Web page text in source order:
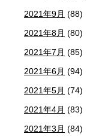
2021年9月 (88)
2021年8月 (80)
2021年7月 (85)
2021年6月 (94)
2021年5月 (74)
2021年4月 (83)
2021年3月 (84)